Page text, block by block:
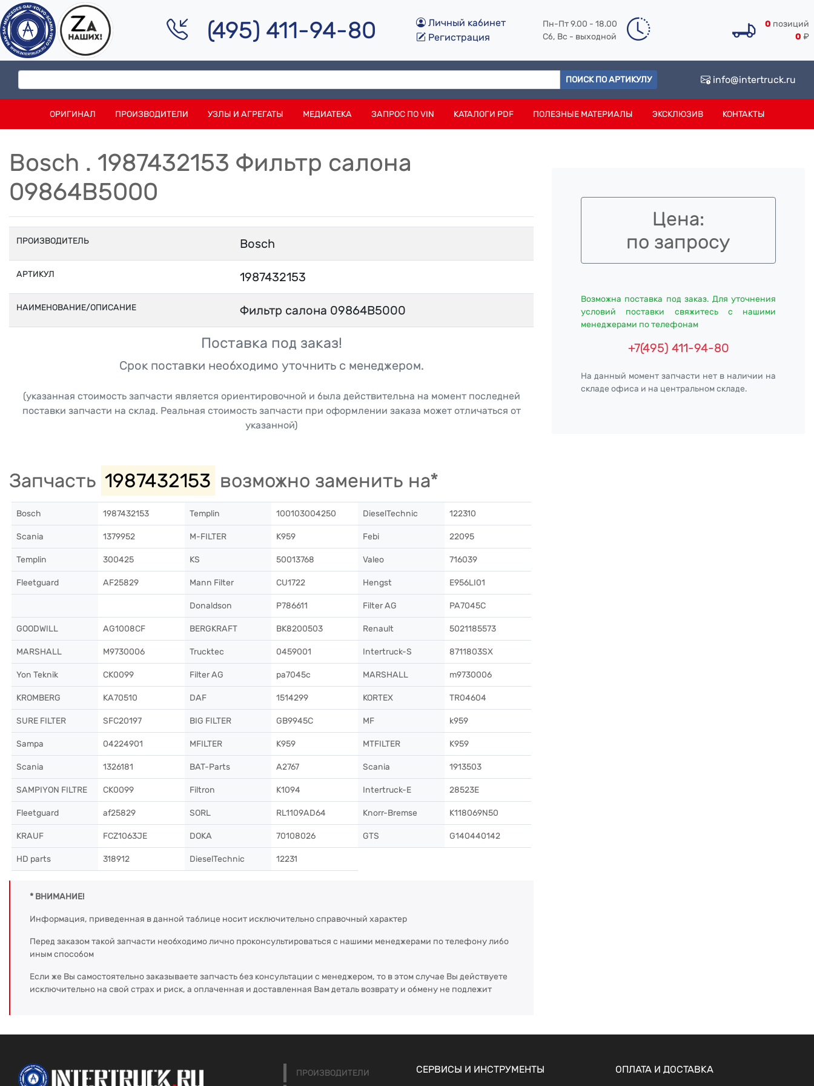
(495) 411-94-80
Личный кабинет
Регистрация
Пн-Пт 9.00 - 18.00
Сб, Вс - выходной
0 позиций
0 ₽
ПОИСК ПО АРТИКУЛУ info@intertruck.ru
ОРИГИНАЛ ПРОИЗВОДИТЕЛИ УЗЛЫ И АГРЕГАТЫ МЕДИАТЕКА ЗАПРОС ПО VIN КАТАЛОГИ PDF ПОЛЕЗНЫЕ МАТЕРИАЛЫ ЭКСКЛЮЗИВ КОНТАКТЫ
Bosch . 1987432153 Фильтр салона
09864B5000
ПРОИЗВОДИТЕЛЬ Bosch
АРТИКУЛ 1987432153
НАИМЕНОВАНИЕ/ОПИСАНИЕ Фильтр салона 09864B5000
Поставка под заказ!
Срок поставки необходимо уточнить с менеджером.
(указанная стоимость запчасти является ориентировочной и была действительна на момент последней
поставки запчасти на склад. Реальная стоимость запчасти при оформлении заказа может отличаться от
указанной)
Запчасть 1987432153 возможно заменить на*
Bosch 1987432153 Templin 100103004250 DieselTechnic 122310
Scania 1379952 M-FILTER K959 Febi 22095
Templin 300425 KS 50013768 Valeo 716039
Fleetguard AF25829 Mann Filter CU1722 Hengst E956LI01
Donaldson P786611 Filter AG PA7045C
GOODWILL AG1008CF BERGKRAFT BK8200503 Renault 5021185573
MARSHALL M9730006 Trucktec 0459001 Intertruck-S 8711803SX
Yon Teknik CK0099 Filter AG pa7045c MARSHALL m9730006
KROMBERG KA70510 DAF 1514299 KORTEX TR04604
SURE FILTER SFC20197 BIG FILTER GB9945C MF k959
Sampa 04224901 MFILTER K959 MTFILTER K959
Scania 1326181 BAT-Parts A2767 Scania 1913503
SAMPIYON FILTRE CK0099 Filtron K1094 Intertruck-E 28523E
Fleetguard af25829 SORL RL1109AD64 Knorr-Bremse K118069N50
KRAUF FCZ1063JE DOKA 70108026 GTS G140440142
HD parts 318912 DieselTechnic 12231
* ВНИМАНИЕ!
Информация, приведенная в данной таблице носит исключительно справочный характер
Перед заказом такой запчасти необходимо лично проконсультироваться с нашими менеджерами по телефону либо
иным способом
Если же Вы самостоятельно заказываете запчасть без консультации с менеджером, то в этом случае Вы действуете
исключительно на свой страх и риск, а оплаченная и доставленная Вам деталь возврату и обмену не подлежит
Цена:
по запросу
Возможна поставка под заказ. Для уточнения
условий поставки свяжитесь с нашими
менеджерами по телефонам
+7(495) 411-94-80
На данный момент запчасти нет в наличии на
складе офиса и на центральном складе.
ПРОИЗВОДИТЕЛИ СЕРВИСЫ И ИНСТРУМЕНТЫ ОПЛАТА И ДОСТАВКА